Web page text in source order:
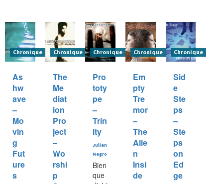
Chronique
As
hw
ave
–
Mo
vin
g
Fut
ure
s
Chronique
The
Me
diat
ion
Pro
ject
–
Wo
rshi
p
Chronique
Pro
toty
pe
–
Trin
ity
Julien
Negro
Bien
que
Chronique
Em
pty
Tre
mor
–
The
Alie
n
Insi
de
Chronique
Sid
e
Ste
ps
–
Ste
ps
on
Ed
ge